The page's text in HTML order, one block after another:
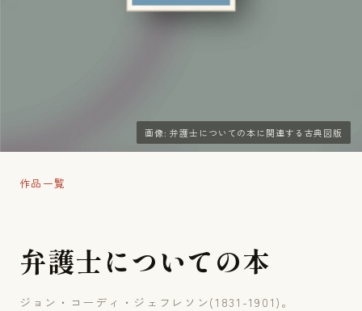
画像: 弁護士についての本に関連する古典図版
作品一覧
弁護士についての本
ジョン・コーディ・ジェフレソン(1831-1901)。